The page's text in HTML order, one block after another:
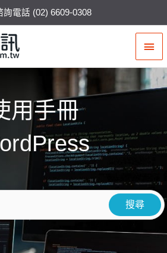
詢電話 (02) 6609-0308
主
要
選
用手冊